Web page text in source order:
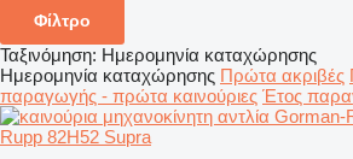
Φίλτρο
Ταξινόμηση: Ημερομηνία καταχώρησης
Ημερομηνία καταχώρησης Πρώτα ακριβές
παραγωγής - πρώτα καινούριες Έτος